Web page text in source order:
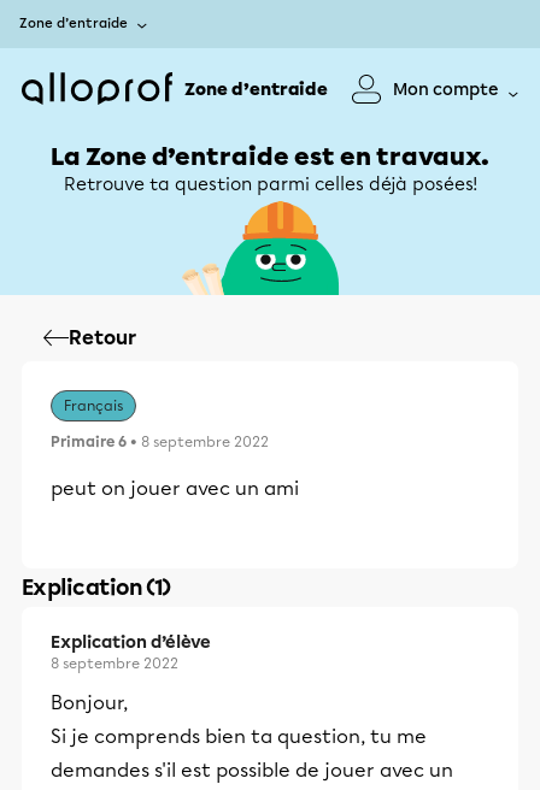
Zone d’entraide
Zone d’entraide Mon compte
La Zone d’entraide est en travaux.
Retrouve ta question parmi celles déjà posées!
Retour
Français
Primaire 6 • 8 septembre 2022
peut on jouer avec un ami
Explication (1)
Explication d’élève
8 septembre 2022
Bonjour,
Si je comprends bien ta question, tu me
demandes s'il est possible de jouer avec un